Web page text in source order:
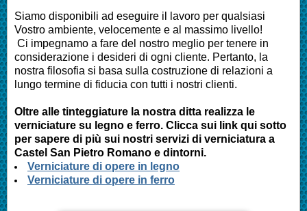
Siamo disponibili ad eseguire il lavoro per qualsiasi
Vostro ambiente, velocemente e al massimo livello!
Ci impegnamo a fare del nostro meglio per tenere in
considerazione i desideri di ogni cliente. Pertanto, la
nostra filosofia si basa sulla costruzione di relazioni a
lungo termine di fiducia con tutti i nostri clienti.
Oltre alle tinteggiature la nostra ditta realizza le
verniciature su legno e ferro. Clicca sui link qui sotto
per sapere di più sui nostri servizi di verniciatura a
Castel San Pietro Romano e dintorni.
Verniciature di opere in legno
Verniciature di opere in ferro